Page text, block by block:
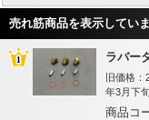
売れ筋商品を表示してい
ラバー
旧価格
年3月下
商品コ